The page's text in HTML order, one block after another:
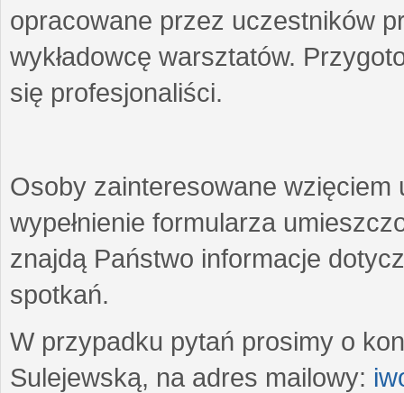
opracowane przez uczestników
wykładowcę warsztatów.
się profesjonaliści.
Osoby zainteresowane wzięciem
wypełnienie formularza
znajdą Państwo informacje
spotkań.
W przypadku pytań prosimy o
Sulejewską, na adres mailowy: